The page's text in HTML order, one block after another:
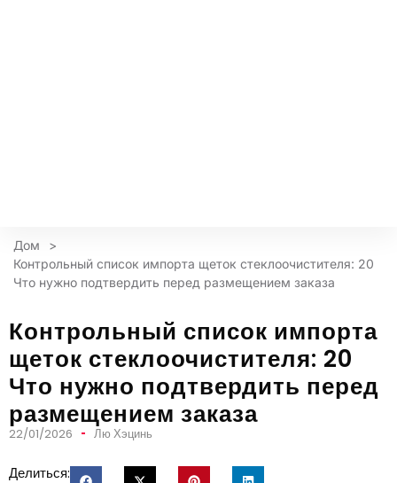
Дом
>
Контрольный список импорта щеток стеклоочистителя: 20
Что нужно подтвердить перед размещением заказа
Контрольный список импорта
щеток стеклоочистителя: 20
Что нужно подтвердить перед
размещением заказа
22/01/2026 Лю Хэцинь
Делиться: